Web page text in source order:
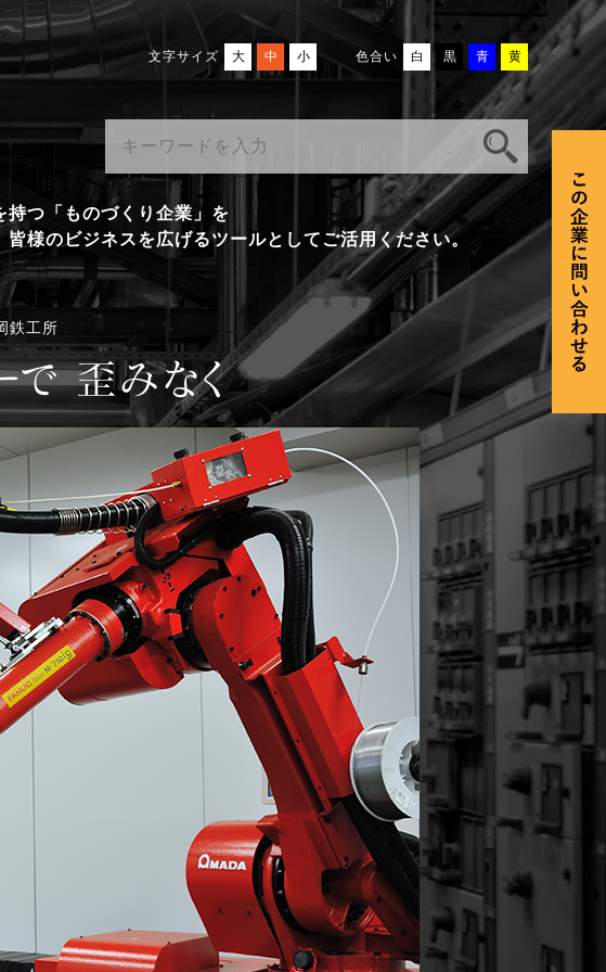
つ「ものづくり企業」を
様のビジネスを広げるツールとしてご活用ください。
文字サイズ 大 中 小 色合い 白 黒 青 黄
鉄工所
で 歪みなく